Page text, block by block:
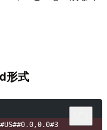
形式